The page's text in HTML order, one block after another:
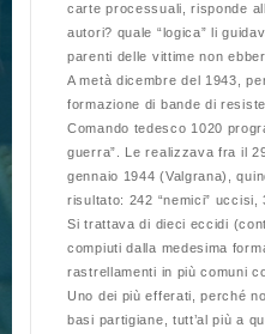
carte processuali, risponde
autori? quale “logica” li
parenti delle vittime non
A metà dicembre del 1943,
formazione di bande di
Comando tedesco 1020
guerra”. Le realizzava fra il
gennaio 1944 (Valgrana),
risultato: 242 “nemici”
Si trattava di dieci eccidi
compiuti dalla medesima
rastrellamenti in più comuni
Uno dei più efferati, perché
basi partigiane, tutt’al più a